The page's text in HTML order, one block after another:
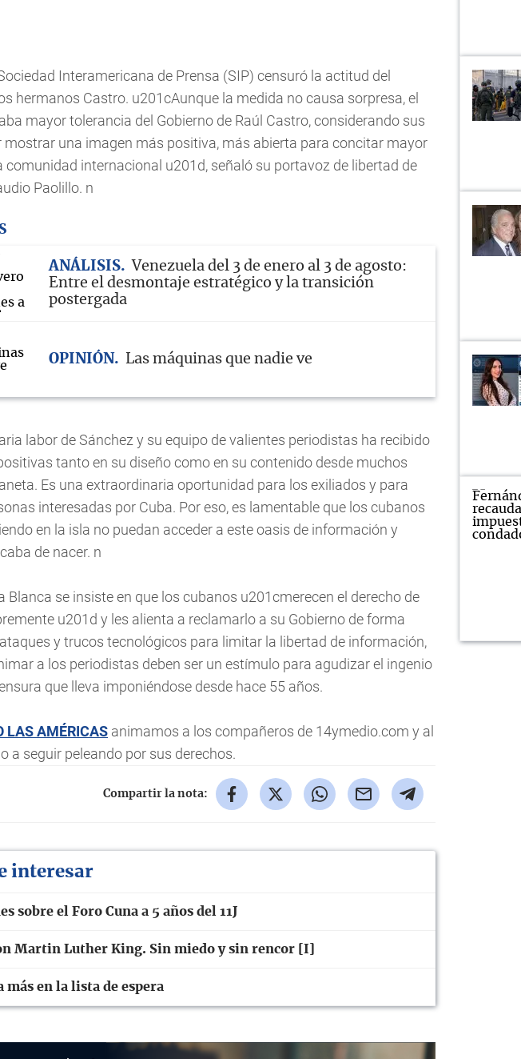
Interamericana de Prensa (SIP) censuró la actitud del
hermanos Castro. u201cAunque la medida no causa sorpresa, el
mayor tolerancia del Gobierno de Raúl Castro, considerando sus
mostrar una imagen más positiva, más abierta para concitar mayor
comunidad internacional u201d, señaló su portavoz de libertad de
Paolillo. n
ANÁLISIS
Venezuela del 3 de enero al 3 de agosto:
Entre el desmontaje estratégico y la transición
postergada
OPINIÓN Las máquinas que nadie ve
labor de Sánchez y su equipo de valientes periodistas ha recibido
tanto en su diseño como en su contenido desde muchos
Es una extraordinaria oportunidad para los exiliados y para
interesadas por Cuba. Por eso, es lamentable que los cubanos
en la isla no puedan acceder a este oasis de información y
de nacer. n
Blanca se insiste en que los cubanos u201cmerecen el derecho de
u201d y les alienta a reclamarlo a su Gobierno de forma
y trucos tecnológicos para limitar la libertad de información,
a los periodistas deben ser un estímulo para agudizar el ingenio
que lleva imponiéndose desde hace 55 años.
LAS AMÉRICAS animamos a los compañeros de 14ymedio.com y al
a seguir peleando por sus derechos.
Compartir la nota:
interesar
sobre el Foro Cuna a 5 años del 11J
Martin Luther King. Sin miedo y sin rencor [I]
más en la lista de espera